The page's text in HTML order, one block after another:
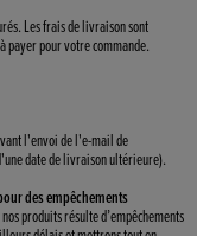
Les frais de livraison sont
payer pour votre commande.
l'envoi de l'e-mail de
date de livraison ultérieure).
des empêchements
produits résulte d’empêchements